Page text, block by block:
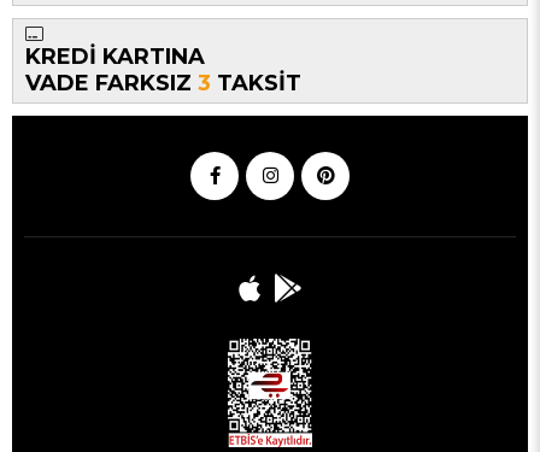
KREDİ KARTINA
VADE FARKSIZ 3 TAKSİT